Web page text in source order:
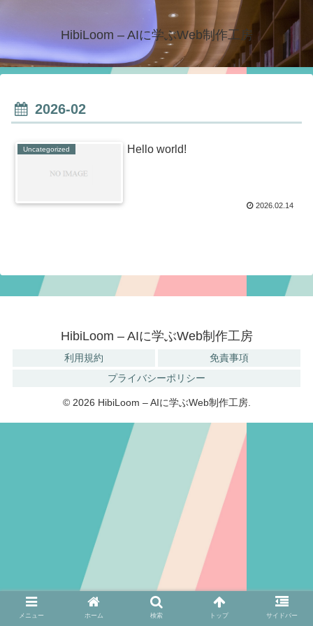
HibiLoom – AIに学ぶWeb制作工房
2026-02
Uncategorized Hello world!
2026.02.14
HibiLoom – AIに学ぶWeb制作工房
利用規約
免責事項
プライバシーポリシー
© 2026 HibiLoom – AIに学ぶWeb制作工房.
メニュー ホーム 検索 トップ サイドバー